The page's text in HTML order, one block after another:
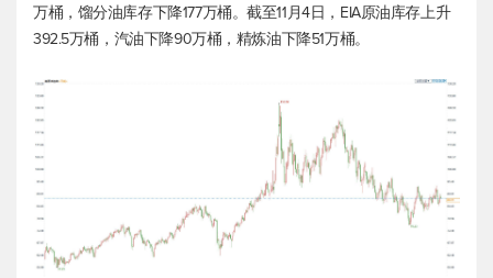
万桶，馏分油库存下降177万桶。截至11月4日，EIA原油库存上升
392.5万桶，汽油下降90万桶，精炼油下降51万桶。